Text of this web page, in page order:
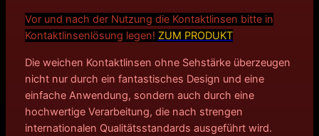
Vor und nach der Nutzung die Kontaktlinsen bitte in
Kontaktlinsenlösung legen! ZUM PRODUKT
Die weichen Kontaktlinsen ohne Sehstärke überzeugen
nicht nur durch ein fantastisches Design und eine
einfache Anwendung, sondern auch durch eine
hochwertige Verarbeitung, die nach strengen
internationalen Qualitätsstandards ausgeführt wird.